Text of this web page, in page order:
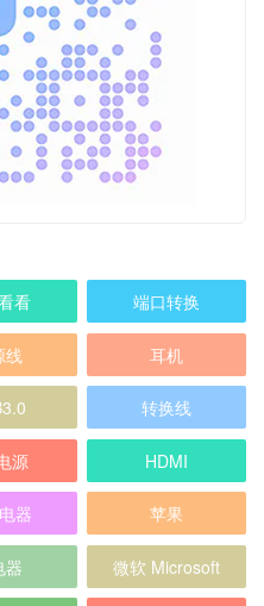
看 端口转换
线 耳机
转换线
源 HDMI
器 苹果
器 微软 Microsoft